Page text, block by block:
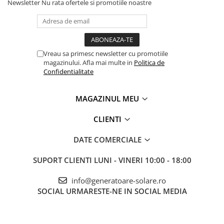
Newsletter Nu rata ofertele si promotiile noastre
Vreau sa primesc newsletter cu promotiile
magazinului. Afla mai multe in Politica de
Confidentialitate
MAGAZINUL MEU
CLIENTI
DATE COMERCIALE
SUPORT CLIENTI LUNI - VINERI 10:00 - 18:00
info@generatoare-solare.ro
SOCIAL URMARESTE-NE IN SOCIAL MEDIA